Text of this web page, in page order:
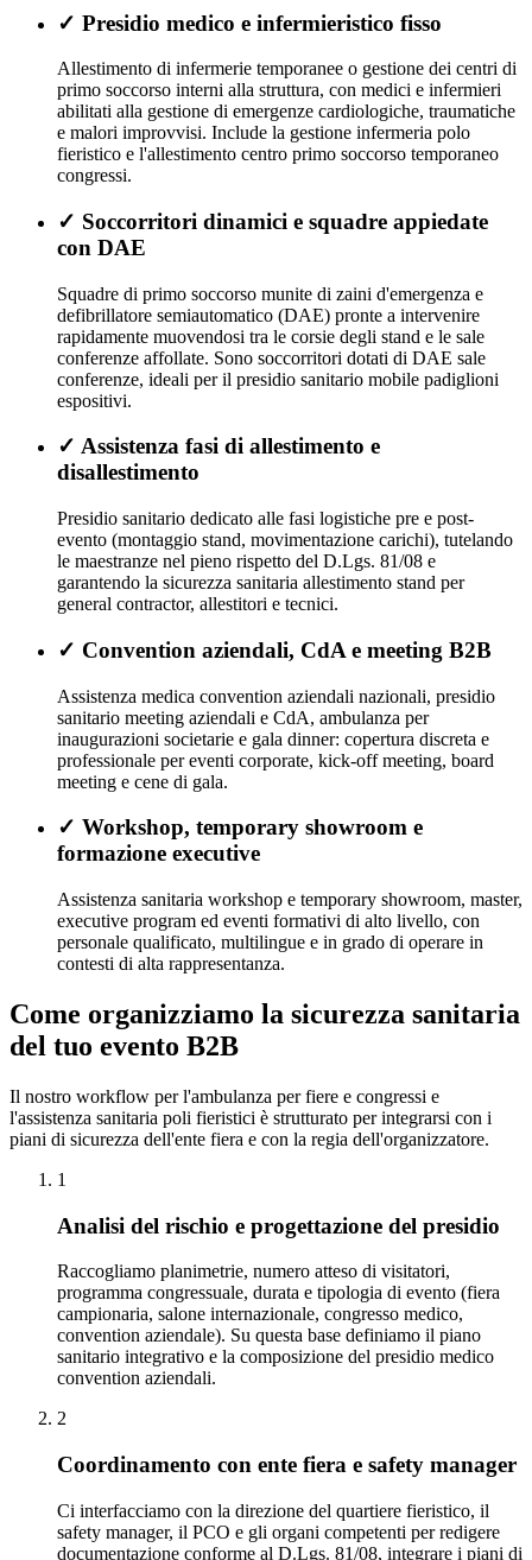
✓ Presidio medico e infermieristico fisso
Allestimento di infermerie temporanee o gestione dei centri di
primo soccorso interni alla struttura, con medici e infermieri
abilitati alla gestione di emergenze cardiologiche, traumatiche
e malori improvvisi. Include la gestione infermeria polo
fieristico e l'allestimento centro primo soccorso temporaneo
congressi.
✓ Soccorritori dinamici e squadre appiedate
con DAE
Squadre di primo soccorso munite di zaini d'emergenza e
defibrillatore semiautomatico (DAE) pronte a intervenire
rapidamente muovendosi tra le corsie degli stand e le sale
conferenze affollate. Sono soccorritori dotati di DAE sale
conferenze, ideali per il presidio sanitario mobile padiglioni
espositivi.
✓ Assistenza fasi di allestimento e
disallestimento
Presidio sanitario dedicato alle fasi logistiche pre e post-
evento (montaggio stand, movimentazione carichi), tutelando
le maestranze nel pieno rispetto del D.Lgs. 81/08 e
garantendo la sicurezza sanitaria allestimento stand per
general contractor, allestitori e tecnici.
✓ Convention aziendali, CdA e meeting B2B
Assistenza medica convention aziendali nazionali, presidio
sanitario meeting aziendali e CdA, ambulanza per
inaugurazioni societarie e gala dinner: copertura discreta e
professionale per eventi corporate, kick-off meeting, board
meeting e cene di gala.
✓ Workshop, temporary showroom e
formazione executive
Assistenza sanitaria workshop e temporary showroom, master,
executive program ed eventi formativi di alto livello, con
personale qualificato, multilingue e in grado di operare in
contesti di alta rappresentanza.
Come organizziamo la sicurezza sanitaria
del tuo evento B2B
Il nostro workflow per l'ambulanza per fiere e congressi e
l'assistenza sanitaria poli fieristici è strutturato per integrarsi con i
piani di sicurezza dell'ente fiera e con la regia dell'organizzatore.
1
Analisi del rischio e progettazione del presidio
Raccogliamo planimetrie, numero atteso di visitatori,
programma congressuale, durata e tipologia di evento (fiera
campionaria, salone internazionale, congresso medico,
convention aziendale). Su questa base definiamo il piano
sanitario integrativo e la composizione del presidio medico
convention aziendali.
2
Coordinamento con ente fiera e safety manager
Ci interfacciamo con la direzione del quartiere fieristico, il
safety manager, il PCO e gli organi competenti per redigere
documentazione conforme al D.Lgs. 81/08, integrare i piani di